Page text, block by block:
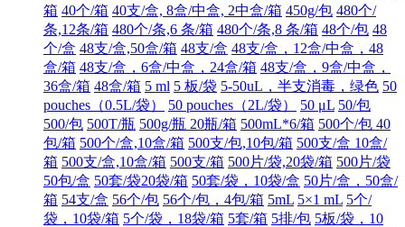
箱 40个/箱 40支/盒, 8盒/中盒, 2中盒/箱 450g/包 480个/
条,12条/箱 480个/条,6 条/箱 480个/条,8 条/箱 48个/包 48
个/盒 48支/盒,50盒/箱 48支/盒 48支/盒，12盒/中盒，48
盒/箱 48支/盒，6盒/中盒，24盒/箱 48支/盒，9盒/中盒，
36盒/箱 48盒/箱 5 ml 5 板/袋 5-50uL，半支消毒，绿色 50
pouches（0.5L/袋）
50 pouches（2L/袋） 50 μL 50/包
500/包 500T/瓶 500g/瓶 20瓶/箱 500mL*6/箱 500个/包 40
包/箱 500个/盒,10盒/箱 500支/包,10包/箱 500支/盒 10盒/
箱 500支/盒,10盒/箱 500支/箱 500片/袋,20袋/箱 500片/袋
50包/盒 50套/袋20袋/箱 50套/袋，10袋/盒 50片/盒，50盒/
箱 54支/盒 56个/包 56个/包，4包/箱 5mL 5×1 mL 5个/
袋，10袋/箱 5个/袋，18袋/箱 5套/箱 5排/包 5板/袋，10